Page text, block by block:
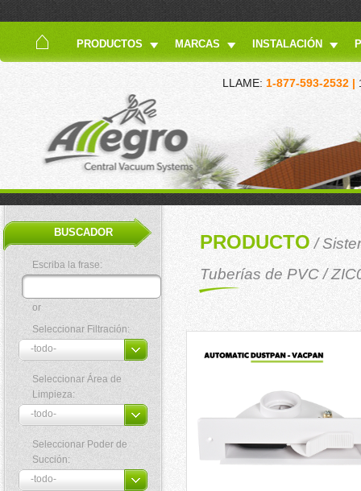
PRODUCTOS MARCAS INSTALACIÓN
LLAME: 1-877-593-2532 |
BUSCADOR
Escriba la frase:
or
Seleccionar Filtración:
Seleccionar Área de
Limpieza:
Seleccionar Poder de
Succión:
PRODUCTO/
Tuberías de PVC/